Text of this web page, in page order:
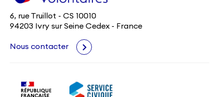
6, rue Truillot - CS 10010
94203 Ivry sur Seine Cedex - France
Nous contacter